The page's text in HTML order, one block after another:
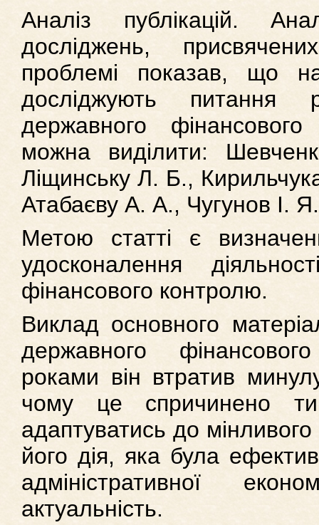
Аналіз публікацій.
досліджень,
проблемі показав, що
досліджують питання
державного
можна виділити:
Ліщинську Л. Б.,
Атабаєву А. А., Чугунов І.
Метою статті є
удосконалення
фінансового контролю.
Виклад основного
державного
роками він втратив
чому це спричинено
адаптуватись до
його дія, яка була
адміністративної
актуальність.